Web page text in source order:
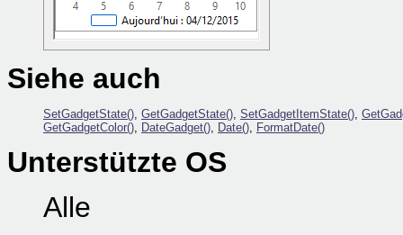
Siehe auch
SetGadgetState(), GetGadgetState(), SetGadgetItemState(),
GetGadgetColor(), DateGadget(), Date(), FormatDate()
Unterstützte OS
Alle